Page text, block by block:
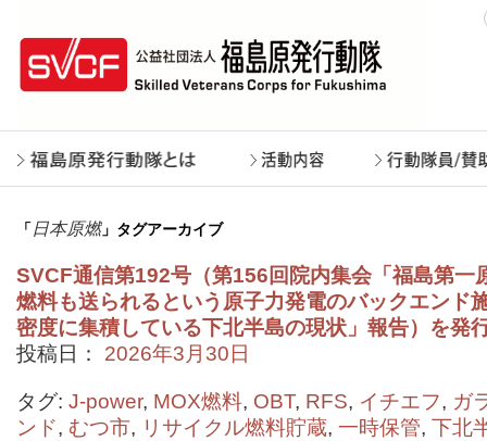
「 日本原燃」タグアーカイブ
SVCF通信第192号（第156回院内集会「福島第一
燃料も送られるという原子力発電のバックエンド
密度に集積している下北半島の現状」報告）を発
投稿日：
2026年3月30日
タグ: J-power, MOX燃料, OBT, RFS, イチエフ, ガ
ンド, むつ市, リサイクル燃料貯蔵, 一時保管, 下北